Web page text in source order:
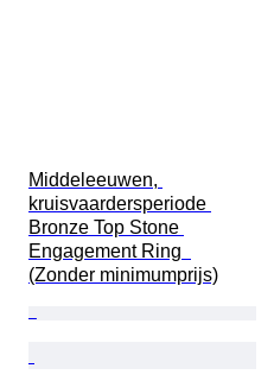
Middeleeuwen,
kruisvaardersperiode
Bronze Top Stone
Engagement Ring
(Zonder minimumprijs)